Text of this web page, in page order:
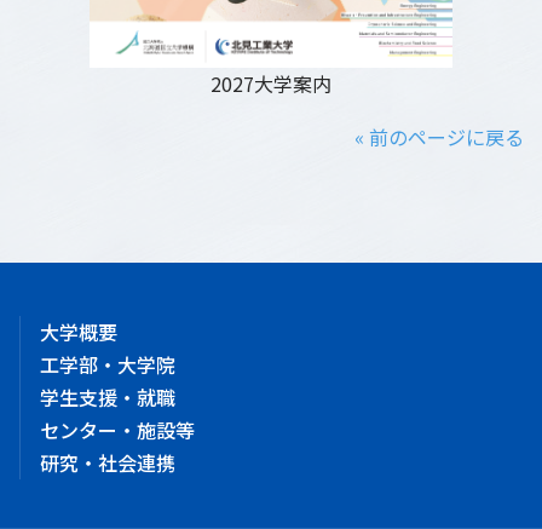
2027大学案内
« 前のページに戻る
大学概要
工学部・大学院
学生支援・就職
センター・施設等
研究・社会連携